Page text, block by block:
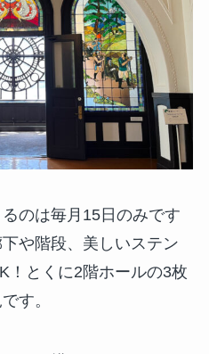
のは毎月15日のみです
や階段、美しいステン
！とくに2階ホールの3枚
す。